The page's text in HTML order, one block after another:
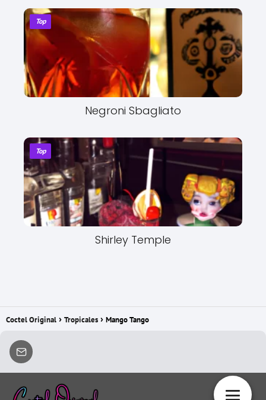
Top
Negroni Sbagliato
Top
Shirley Temple
Coctel Original Tropicales Mango Tango